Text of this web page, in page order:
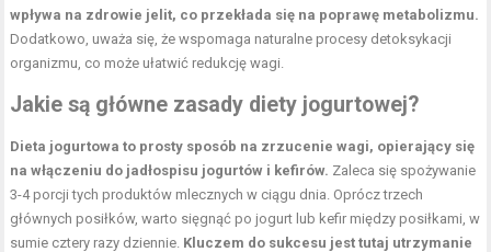
wpływa na zdrowie jelit, co przekłada się na poprawę metabolizmu.
Dodatkowo, uważa się, że wspomaga naturalne procesy detoksykacji
organizmu, co może ułatwić redukcję wagi.
Jakie są główne zasady diety jogurtowej?
Dieta jogurtowa to prosty sposób na zrzucenie wagi, opierający się
na włączeniu do jadłospisu jogurtów i kefirów. Zaleca się spożywanie
3-4 porcji tych produktów mlecznych w ciągu dnia. Oprócz trzech
głównych posiłków, warto sięgnąć po jogurt lub kefir między posiłkami, w
sumie cztery razy dziennie. Kluczem do sukcesu jest tutaj utrzymanie